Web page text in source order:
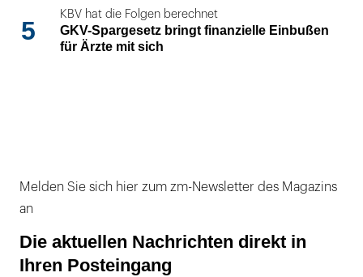
5
KBV hat die Folgen berechnet
GKV-Spargesetz bringt finanzielle Einbußen
für Ärzte mit sich
Melden Sie sich hier zum zm-Newsletter des Magazins
an
Die aktuellen Nachrichten direkt in
Ihren Posteingang